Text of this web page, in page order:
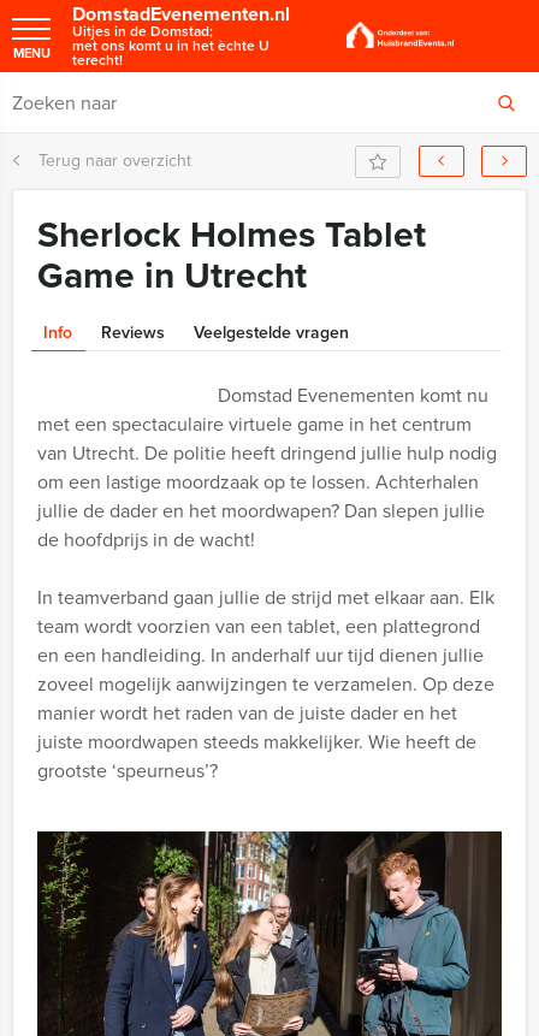
DomstadEvenementen.nl
Uitjes in de Domstad;
met ons komt u in het èchte U
terecht!
MENU
Terug naar overzicht
Sherlock Holmes Tablet
Game in Utrecht
Info Reviews Veelgestelde vragen
Domstad Evenementen komt nu
met een spectaculaire virtuele game in het centrum
van Utrecht. De politie heeft dringend jullie hulp nodig
om een lastige moordzaak op te lossen. Achterhalen
jullie de dader en het moordwapen? Dan slepen jullie
de hoofdprijs in de wacht!
In teamverband gaan jullie de strijd met elkaar aan. Elk
team wordt voorzien van een tablet, een plattegrond
en een handleiding. In anderhalf uur tijd dienen jullie
zoveel mogelijk aanwijzingen te verzamelen. Op deze
manier wordt het raden van de juiste dader en het
juiste moordwapen steeds makkelijker. Wie heeft de
grootste ‘speurneus’?